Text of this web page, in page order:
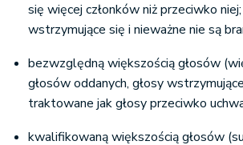
się więcej członków niż przeciwko
wstrzymujące się i nieważne nie są
bezwzględną większością głosów
głosów oddanych, głosy
traktowane jak głosy przeciwko
kwalifikowaną większością głosów